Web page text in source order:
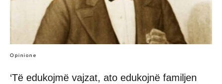
Opinione
‘Të edukojmë vajzat, ato edukojnë familjen